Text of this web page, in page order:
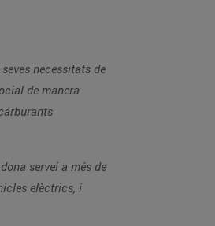
necessitats de
de manera
servei a més de
elèctrics, i